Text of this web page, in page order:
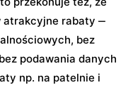
atrakcyjne rabaty ‒
bez
podawania danych
np. na patelnie i